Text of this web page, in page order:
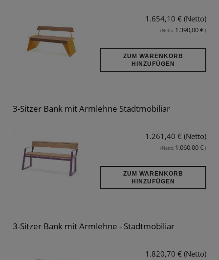
1.654,10 € (Netto)
(Netto: 1.390,00 € )
ZUM WARENKORB
HINZUFÜGEN
3-Sitzer Bank mit Armlehne Stadtmobiliar
1.261,40 € (Netto)
(Netto: 1.060,00 € )
ZUM WARENKORB
HINZUFÜGEN
3-Sitzer Bank mit Armlehne - Stadtmobiliar
1.820,70 € (Netto)